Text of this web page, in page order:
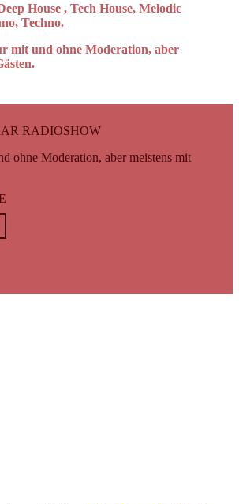
House , Tech House, Melodic
Techno.
mit und ohne Moderation, aber
RADIOSHOW
ohne Moderation, aber meistens mit